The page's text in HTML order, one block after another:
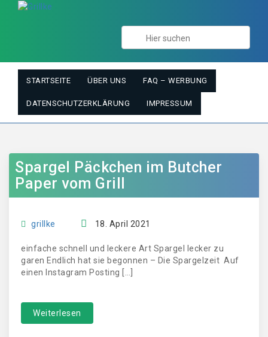
STARTSEITE ÜBER UNS FAQ – WERBUNG
DATENSCHUTZERKLÄRUNG IMPRESSUM
Spargel Päckchen im Butcher
Paper vom Grill
grillke 18. April 2021
einfache schnell und leckere Art Spargel lecker zu
garen Endlich hat sie begonnen – Die Spargelzeit Auf
einen Instagram Posting […]
Weiterlesen